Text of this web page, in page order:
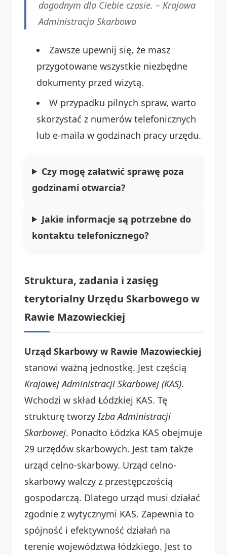
dogodnym dla Ciebie czasie. – Krajowa
Administracja Skarbowa
Zawsze upewnij się, że masz
przygotowane wszystkie niezbędne
dokumenty przed wizytą.
W przypadku pilnych spraw, warto
skorzystać z numerów telefonicznych
lub e-maila w godzinach pracy urzędu.
Czy mogę załatwić sprawę poza
godzinami otwarcia?
Jakie informacje są potrzebne do
kontaktu telefonicznego?
Struktura, zadania i zasięg
terytorialny Urzędu Skarbowego w
Rawie Mazowieckiej
Urząd Skarbowy w Rawie Mazowieckiej
stanowi ważną jednostkę. Jest częścią
Krajowej Administracji Skarbowej (KAS).
Wchodzi w skład Łódzkiej KAS. Tę
strukturę tworzy Izba Administracji
Skarbowej. Ponadto Łódzka KAS obejmuje
29 urzędów skarbowych. Jest tam także
urząd celno-skarbowy. Urząd celno-
skarbowy walczy z przestępczością
gospodarczą. Dlatego urząd musi działać
zgodnie z wytycznymi KAS. Zapewnia to
spójność i efektywność działań na
terenie województwa łódzkiego. Jest to